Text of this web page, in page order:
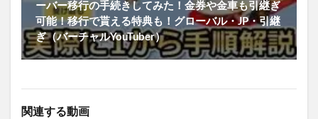
ーバー移行の手続きしてみた！金券や金車も引継ぎ
可能！移行で貰える特典も！グローバル・JP・引継
ぎ（バーチャルYouTuber）
関連する動画